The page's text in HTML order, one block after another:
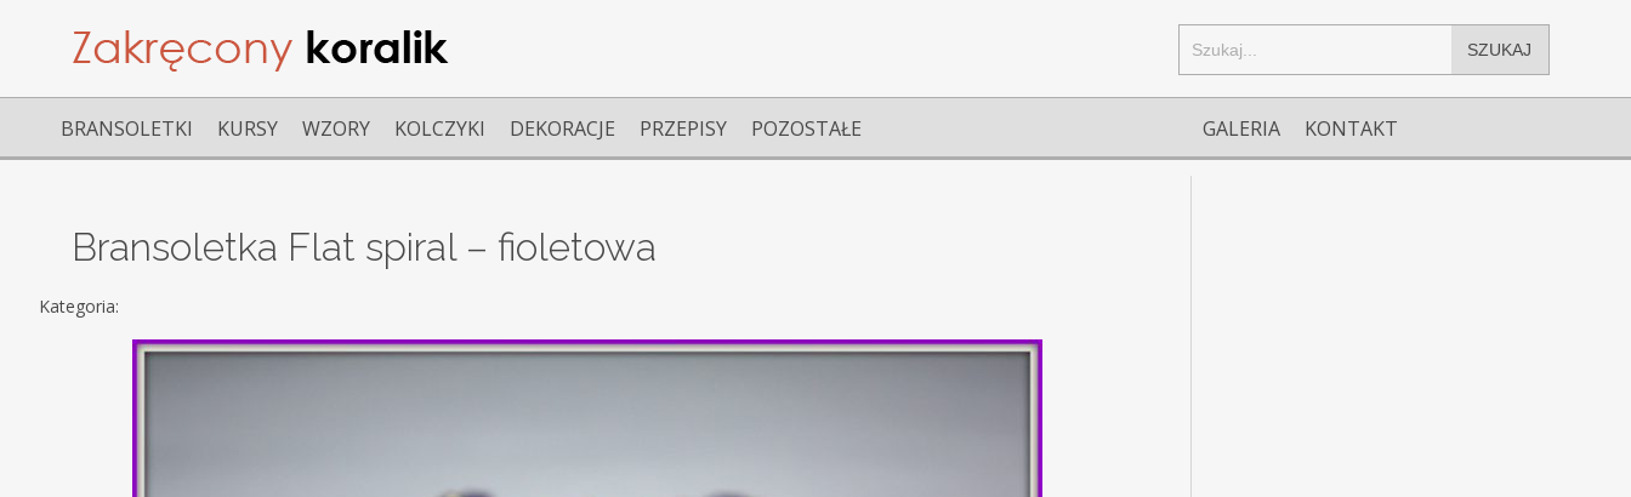
SZUKAJ
BRANSOLETKI KURSY WZORY KOLCZYKI DEKORACJE PRZEPISY POZOSTAŁE GALERIA KONTAKT
Bransoletka Flat spiral – fioletowa
Kategoria: